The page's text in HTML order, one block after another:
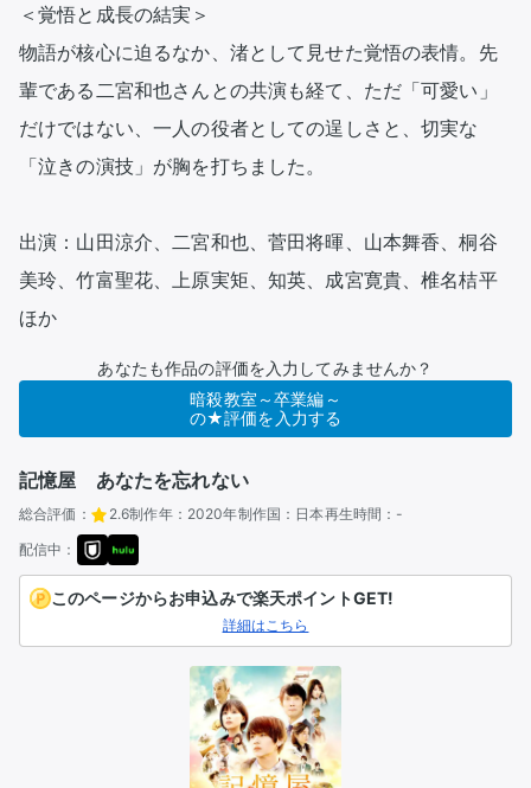
＜覚悟と成長の結実＞
物語が核心に迫るなか、渚として見せた覚悟の表情。先
輩である二宮和也さんとの共演も経て、ただ「可愛い」
だけではない、一人の役者としての逞しさと、切実な
「泣きの演技」が胸を打ちました。
出演：山田涼介、二宮和也、菅田将暉、山本舞香、桐谷
美玲、竹富聖花、上原実矩、知英、成宮寛貴、椎名桔平
ほか
あなたも作品の評価を入力してみませんか？
暗殺教室～卒業編～
の★評価を入力する
記憶屋 あなたを忘れない
総合評価： 2.6制作年： 2020年制作国： 日本再生時間： -
配信中：
このページからお申込みで楽天ポイントGET!
詳細はこちら